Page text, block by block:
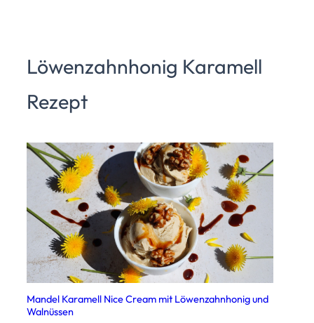
Löwenzahnhonig Karamell
Rezept
Mandel Karamell Nice Cream mit Löwenzahnhonig und
Walnüssen